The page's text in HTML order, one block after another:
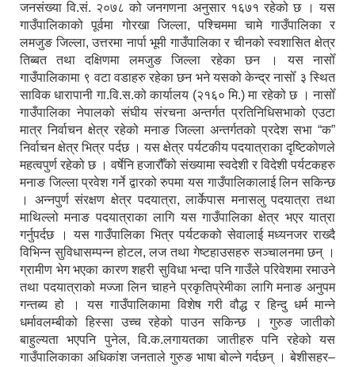
जनसंख्या वि.सं. २०७८ को जनगणना अनुसार १६७१ रहेको छ । यस
गाउँपालिकाको पूर्वमा गोरखा जिल्ला, पश्चिममा चामे गाउँपालिका र
लमजुङ जिल्ला, उत्तरमा नार्पा भूमी गाउँपालिका र चीनको स्वशासित क्षेत्र
तिब्बत तथा दक्षिणमा लमजुङ जिल्ला रहेका छन । यस नासोँ
गाउँपालिकामा ९ वटा वडाहरु रहेका छन भने यसको केन्द्र नासोँ ३ स्थित
साविक धारापानी गा.वि.स.को कार्यालय (२१६० मि.) मा रहेको छ । नासोँ
गाउँपालिका नेपालको संघीय संरचना अन्तर्गत प्रतिनिधिसभाको एउटा
मात्र निर्वाचन क्षेत्र रहेको मनाङ जिल्ला अन्तर्गतको प्रदेश सभा “क”
निर्वाचन क्षेत्र भित्र पर्दछ । यस क्षेत्र पर्यटकीय पदयात्राका दृष्टिकोणले
महत्वपुर्ण रहेको छ । वर्षेनि हजारौँको संख्यामा स्वदेशी र विदेशी पर्यटकहरु
मनाङ जिल्ला प्रवेश गर्ने द्वारको रुपमा यस गाउँपालिकालाई लिन सकिन्छ
। अन्नपुर्ण संरक्षण क्षेत्र पदयात्रा, लार्केपास मनासलु पदयात्रा तथा
माथिल्लो मनाङ पदयात्राका लागि यस गाउँपालिका क्षेत्र भएर यात्रा
गर्नुपर्दछ । यस गाउँपालिका भित्र पर्यटकको सेवालाई मध्यनजर राख्दै
विभिन्न सुविधासम्पन्न होटल, लज तथा गेष्टहाउसहरु सञ्चालनमा छन् ।
ग्रामीण भेग भएका कारण शहरी सुविधा भन्दा पनि गाउँले परिवेशमा रमाउने
तथा पदयात्राको मज्जा लिन चाहने प्रकृतिप्रेमीका लागि मनाङ अनुपम
गन्तब्य हो । यस गाउँपालिकामा विशेष गरी वौद्ध र हिन्दु धर्म मान्ने
धर्मावलम्बीको हिस्सा उच्च रहेको पाउन सकिन्छ । गुरुङ जातीको
बाहुल्यता भएपनि पुनेल, वि.क.लगायतका जातीहरु पनि रहेको यस
गाउँपालिकाका अधिकांश जनताले गुरुङ भाषा बोल्ने गर्दछन् । बेशीसहर–